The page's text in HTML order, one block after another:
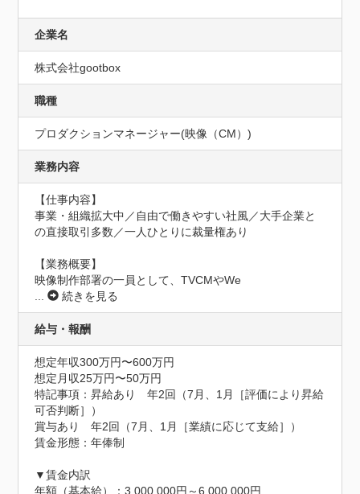
企業名
株式会社gootbox
職種
プロダクションマネージャー(映像（CM）)
業務内容
【仕事内容】
事業・組織拡大中／自由で働きやすい社風／大手企業と
の直接取引多数／一人ひとりに裁量権あり
【業務概要】
映像制作部署の一員として、TVCMやWe
...
続きを見る
給与・報酬
想定年収300万円〜600万円
想定月収25万円〜50万円
特記事項：昇給あり　年2回（7月、1月［評価により昇給
可否判断］）
賞与あり　年2回（7月、1月［業績に応じて支給］）
賃金形態：年俸制
▼賃金内訳
年額（基本給）：3,000,000円～6,000,000円